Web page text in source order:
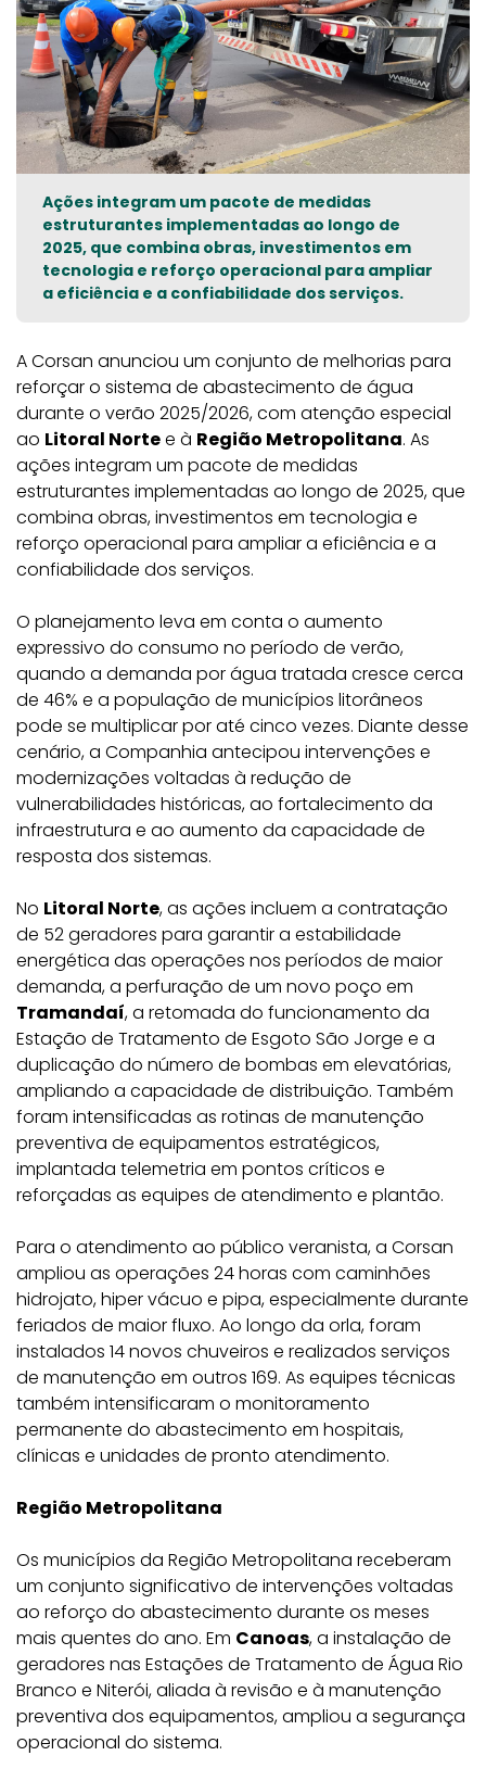
Ações integram um pacote de medidas
estruturantes implementadas ao longo de
2025, que combina obras, investimentos em
tecnologia e reforço operacional para ampliar
a eficiência e a confiabilidade dos serviços.
A Corsan anunciou um conjunto de melhorias para
reforçar o sistema de abastecimento de água
durante o verão 2025/2026, com atenção especial
ao Litoral Nortee à Região Metropolitana. As
ações integram um pacote de medidas
estruturantes implementadas ao longo de 2025, que
combina obras, investimentos em tecnologia e
reforço operacional para ampliar a eficiência e a
confiabilidade dos serviços.
O planejamento leva em conta o aumento
expressivo do consumo no período de verão,
quando a demanda por água tratada cresce cerca
de 46% e a população de municípios litorâneos
pode se multiplicar por até cinco vezes. Diante desse
cenário, a Companhia antecipou intervenções e
modernizações voltadas à redução de
vulnerabilidades históricas, ao fortalecimento da
infraestrutura e ao aumento da capacidade de
resposta dos sistemas.
No Litoral Norte, as ações incluem a contratação
de 52 geradores para garantir a estabilidade
energética das operações nos períodos de maior
demanda, a perfuração de um novo poço em
Tramandaí, a retomada do funcionamento da
Estação de Tratamento de Esgoto São Jorge e a
duplicação do número de bombas em elevatórias,
ampliando a capacidade de distribuição. Também
foram intensificadas as rotinas de manutenção
preventiva de equipamentos estratégicos,
implantada telemetria em pontos críticos e
reforçadas as equipes de atendimento e plantão.
Para o atendimento ao público veranista, a Corsan
ampliou as operações 24 horas com caminhões
hidrojato, hiper vácuo e pipa, especialmente durante
feriados de maior fluxo. Ao longo da orla, foram
instalados 14 novos chuveiros e realizados serviços
de manutenção em outros 169. As equipes técnicas
também intensificaram o monitoramento
permanente do abastecimento em hospitais,
clínicas e unidades de pronto atendimento.
Região Metropolitana
Os municípios da Região Metropolitana receberam
um conjunto significativo de intervenções voltadas
ao reforço do abastecimento durante os meses
mais quentes do ano. Em Canoas, a instalação de
geradores nas Estações de Tratamento de Água Rio
Branco e Niterói, aliada à revisão e à manutenção
preventiva dos equipamentos, ampliou a segurança
operacional do sistema.